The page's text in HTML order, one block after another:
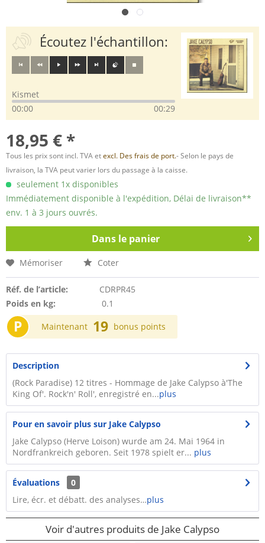
Écoutez l'échantillon:
Kismet
00:00
00:29
18,95 € *
Tous les prix sont incl. TVA etexcl. Des frais de port.- Selon le pays de
livraison, la TVA peut varier lors du passage à la caisse.
seulement 1x disponibles
Immédiatement disponible à l'expédition, Délai de livraison**
env. 1 à 3 jours ouvrés.
Dans le panier
Mémoriser Coter
Réf. de l’article:
CDRPR45
Poids en kg:
0.1
P Maintenant 19 bonus points
Description
(Rock Paradise) 12 titres - Hommage de Jake Calypso à'The
King Of'. Rock'n' Roll', enregistré en...plus
Pour en savoir plus sur Jake Calypso
Jake Calypso (Herve Loison) wurde am 24. Mai 1964 in
Nordfrankreich geboren. Seit 1978 spielt er... plus
Évaluations
0
Lire, écr. et débatt. des analyses…plus
Voir d'autres produits de Jake Calypso